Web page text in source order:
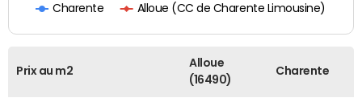
Charente Alloue (CC de Charente Limousine)
Prix au m2
Alloue
(16490)
Charente